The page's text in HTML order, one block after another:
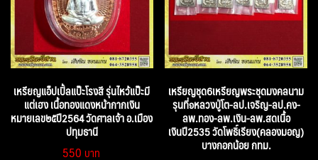
เหรียญแอ็ปเปิ้ลแป๊ะโรงสี รุ่นไหว้แป๊ะมี
แต่เฮง เนื้อทองแดงหน้ากากเงิน
หมายเลข๒๕ปี2564 วัดศาลเจ้า อ.เมือง
ปทุมธานี
550
เหรียญชุด6เหรียญพระชุดมงคลนาม
รุนที่๑หลวงปู่โต-ลป.เจริญ-ลป.คง-
ลพ.ทอง-ลพ.เงิน-ลพ.สดเนื้อ
เงินปี2535 วัดโพธิ์เรียง(คลองมอญ)
บางกอกน้อย กทม.